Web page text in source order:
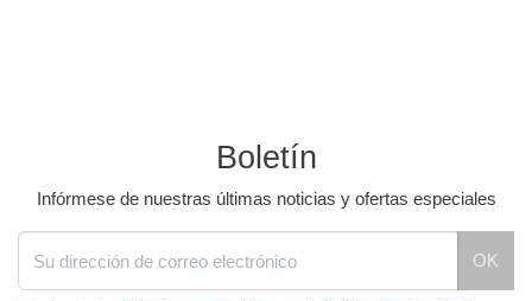
Boletín
Infórmese de nuestras últimas noticias y ofertas especiales
OK